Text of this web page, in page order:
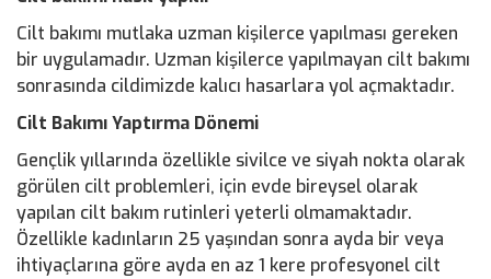
Cilt bakımı mutlaka uzman kişilerce yapılması gereken
bir uygulamadır. Uzman kişilerce yapılmayan cilt bakımı
sonrasında cildimizde kalıcı hasarlara yol açmaktadır.
Cilt Bakımı Yaptırma Dönemi
Gençlik yıllarında özellikle sivilce ve siyah nokta olarak
görülen cilt problemleri, için evde bireysel olarak
yapılan cilt bakım rutinleri yeterli olmamaktadır.
Özellikle kadınların 25 yaşından sonra ayda bir veya
ihtiyaçlarına göre ayda en az 1 kere profesyonel cilt